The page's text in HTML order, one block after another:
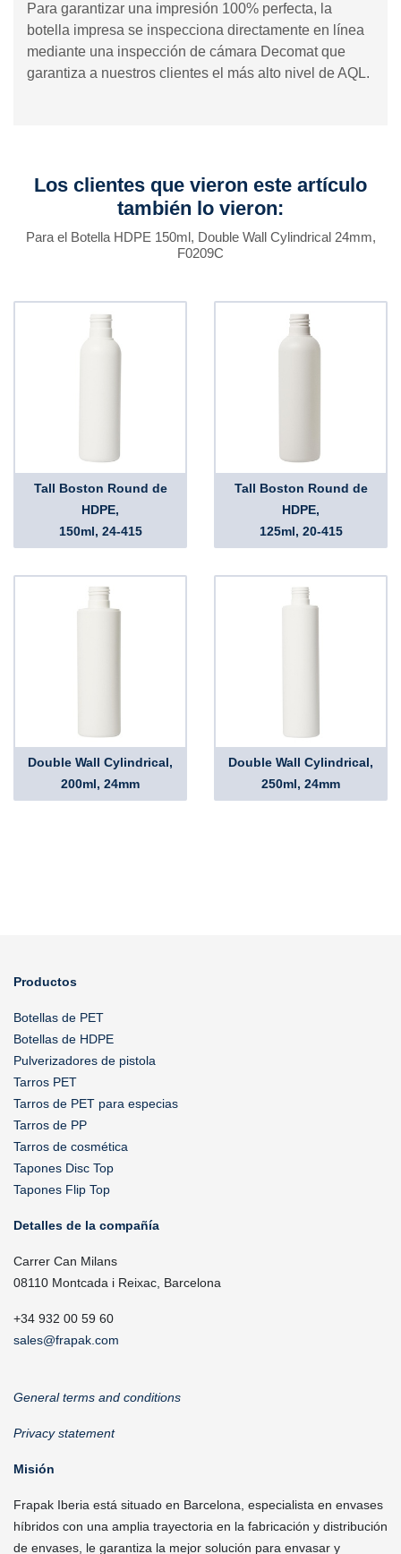
Para garantizar una impresión 100% perfecta, la
botella impresa se inspecciona directamente en línea
mediante una inspección de cámara Decomat que
garantiza a nuestros clientes el más alto nivel de AQL.
Los clientes que vieron este artículo
también lo vieron:
Para el Botella HDPE 150ml, Double Wall Cylindrical 24mm,
F0209C
Tall Boston Round de
HDPE,
150ml, 24-415
Tall Boston Round de
HDPE,
125ml, 20-415
Double Wall Cylindrical,
200ml, 24mm
Double Wall Cylindrical,
250ml, 24mm
Productos
Botellas de PET
Botellas de HDPE
Pulverizadores de pistola
Tarros PET
Tarros de PET para especias
Tarros de PP
Tarros de cosmética
Tapones Disc Top
Tapones Flip Top
Detalles de la compañía
Carrer Can Milans
08110 Montcada i Reixac, Barcelona
+34 932 00 59 60
sales@frapak.com
General terms and conditions
Privacy statement
Misión
Frapak Iberia está situado en Barcelona, especialista en envases
híbridos con una amplia trayectoria en la fabricación y distribución
de envases, le garantiza la mejor solución para envasar y